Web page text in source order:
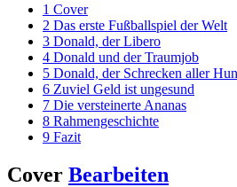
1 Cover
2 Das erste Fußballspiel der Welt
3 Donald, der Libero
4 Donald und der Traumjob
5 Donald, der Schrecken aller
6 Zuviel Geld ist ungesund
7 Die versteinerte Ananas
8 Rahmengeschichte
9 Fazit
Cover Bearbeiten